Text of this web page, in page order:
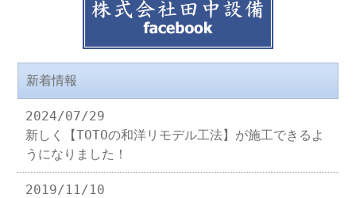
新着情報
2024/07/29
新しく【TOTOの和洋リモデル工法】が施工できるよ
うになりました！
2019/11/10